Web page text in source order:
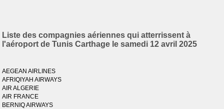
Liste des compagnies aériennes qui atterrissent à
l'aéroport de Tunis Carthage le samedi 12 avril 2025
AEGEAN AIRLINES
AFRIQIYAH AIRWAYS
AIR ALGERIE
AIR FRANCE
BERNIQ AIRWAYS